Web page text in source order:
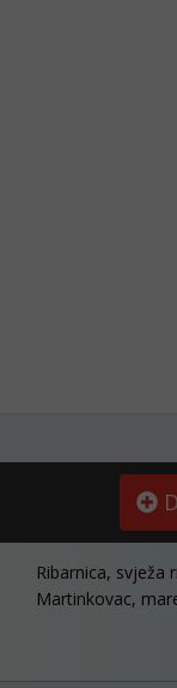
Ribarnica, svježa
Martinkovac,